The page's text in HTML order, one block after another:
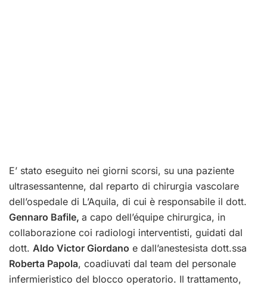
E’ stato eseguito nei giorni scorsi, su una paziente
ultrasessantenne, dal reparto di chirurgia vascolare
dell’ospedale di L’Aquila, di cui è responsabile il dott.
Gennaro Bafile, a capo dell’équipe chirurgica, in
collaborazione coi radiologi interventisti, guidati dal
dott. Aldo Victor Giordano e dall’anestesista dott.ssa
Roberta Papola, coadiuvati dal team del personale
infermieristico del blocco operatorio. Il trattamento,